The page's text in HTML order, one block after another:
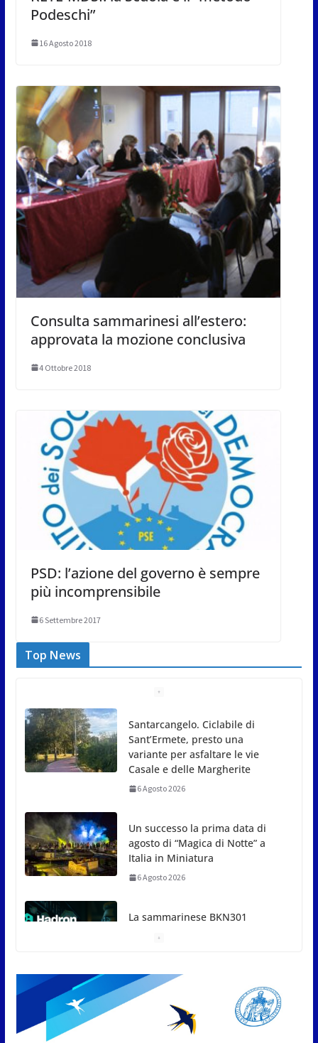
Podeschi”
16 Agosto 2018
Consulta sammarinesi all’estero:
approvata la mozione conclusiva
4 Ottobre 2018
PSD: l’azione del governo è sempre
più incomprensibile
6 Settembre 2017
Top News
Santarcangelo. Ciclabile di
Sant’Ermete, presto una
variante per asfaltare le vie
Casale e delle Margherite
6 Agosto 2026
Un successo la prima data di
agosto di “Magica di Notte” a
Italia in Miniatura
6 Agosto 2026
La sammarinese BKN301
Emergenza acqua a San
Marino: stop a piscine e
irrigazione, multe fino a 2.000